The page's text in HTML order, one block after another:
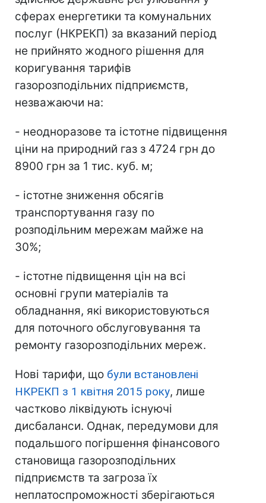
сферах енергетики та комунальних
послуг (НКРЕКП) за вказаний період
не прийнято жодного рішення для
коригування тарифів
газорозподільних підприємств,
незважаючи на:
- неодноразове та істотне підвищення
ціни на природний газ з 4724 грн до
8900 грн за 1 тис. куб. м;
- істотне зниження обсягів
транспортування газу по
розподільним мережам майже на
30%;
- істотне підвищення цін на всі
основні групи матеріалів та
обладнання, які використовуються
для поточного обслуговування та
ремонту газорозподільних мереж.
Нові тарифи, що були встановлені
НКРЕКП з 1 квітня 2015 року, лише
частково ліквідують існуючі
дисбаланси. Однак, передумови для
подальшого погіршення фінансового
становища газорозподільних
підприємств та загроза їх
неплатоспроможності зберігаються